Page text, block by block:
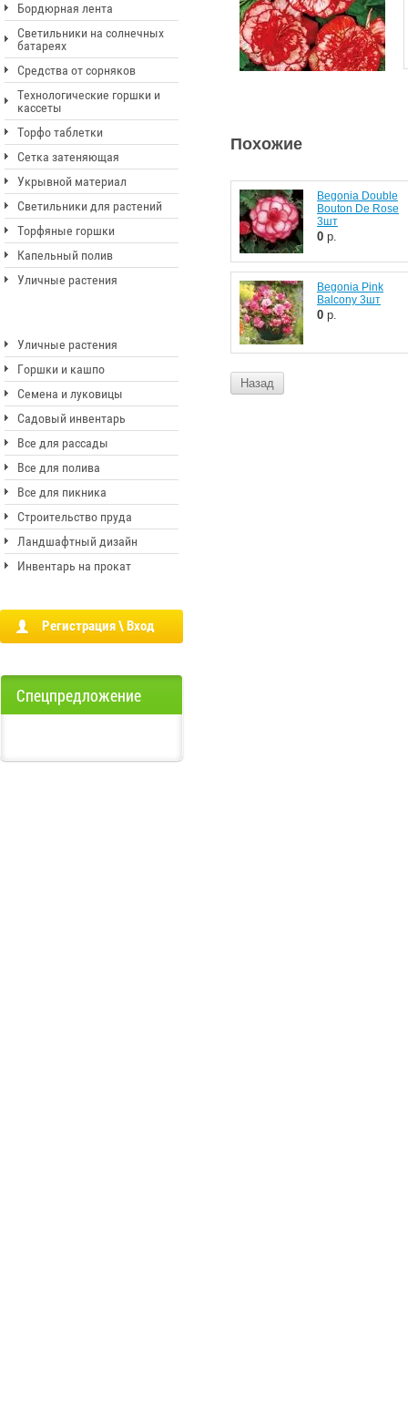
Бордюрная лента
Светильники на солнечных
батареях
Средства от сорняков
Технологические горшки и
кассеты
Торфо таблетки
Сетка затеняющая
Укрывной материал
Светильники для растений
Торфяные горшки
Капельный полив
Уличные растения
Уличные растения
Горшки и кашпо
Семена и луковицы
Садовый инвентарь
Все для рассады
Все для полива
Все для пикника
Строительство пруда
Ландшафтный дизайн
Инвентарь на прокат
Регистрация \ Вход
Спецпредложение
Похожие
Begonia Double
Bouton De Rose
3шт
0 р.
Begonia Pink
Balcony 3шт
0 р.
Назад